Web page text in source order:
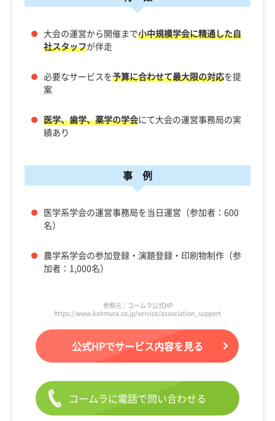
大会の運営から開催まで小中規模学会に精通した自
社スタッフが伴走
必要なサービスを予算に合わせて最大限の対応を提
案
医学、歯学、薬学の学会にて大会の運営事務局の実
績あり
事 例
医学系学会の運営事務局を当日運営（参加者：600
名）
農学系学会の参加登録・演題登録・印刷物制作（参
加者：1,000名）
参照元：コームラ公式HP
https://www.kohmura.co.jp/service/association_support
公式HPでサービス内容を見る
コームラに電話で問い合わせる